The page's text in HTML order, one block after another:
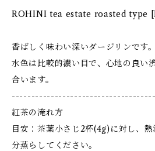
ROHINI tea estate roasted type
香ばしく味わい深いダージリンです。
水色は比較的濃い目で、心地の良い
合います。
紅茶の淹れ方
目安：茶葉小さじ2杯(4g)に対し、
分蒸らしてください。